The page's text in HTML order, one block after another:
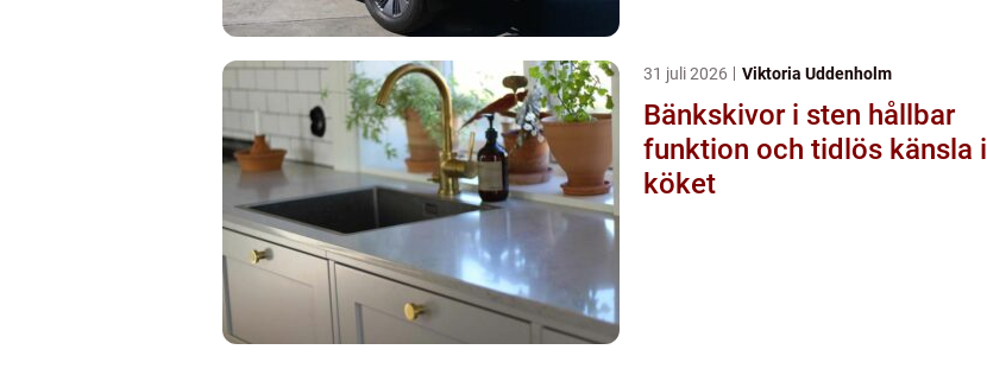
31 juli 2026 Viktoria Uddenholm
Bänkskivor i sten hållbar
funktion och tidlös känsla i
köket